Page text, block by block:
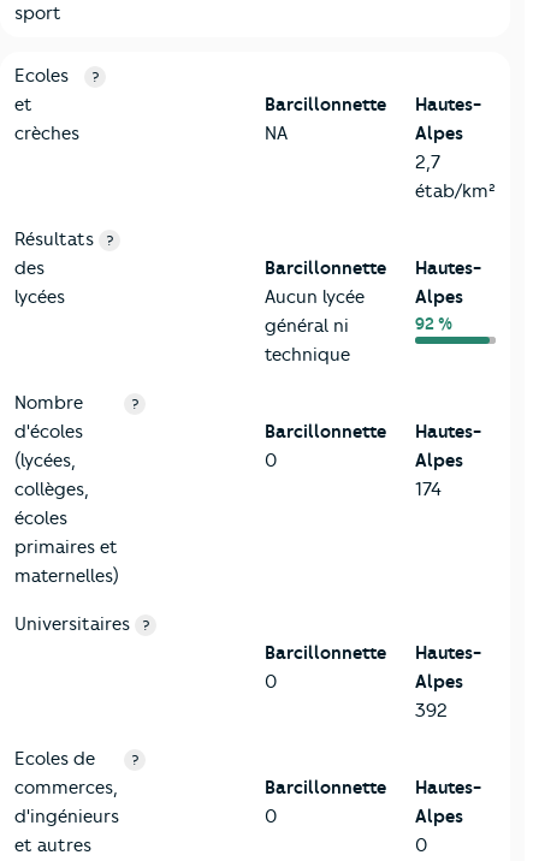
sport
4-Education
Critères
Ecoles
et
crèches
?
Barcillonnette
NA
Hautes-
Alpes
2,7
étab/km²
Résultats
des
lycées
?
Barcillonnette
Aucun lycée
général ni
technique
Hautes-
Alpes
92 %
Nombre
d'écoles
(lycées,
collèges,
écoles
primaires et
maternelles)
?
Barcillonnette
0
Hautes-
Alpes
174
Universitaires ?
Barcillonnette
0
Hautes-
Alpes
392
Ecoles de
commerces,
d'ingénieurs
et autres
?
Barcillonnette
0
Hautes-
Alpes
0